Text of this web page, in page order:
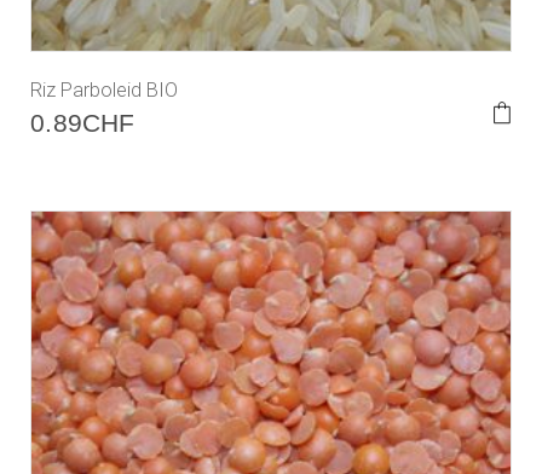
Riz Parboleid BIO
0.89CHF